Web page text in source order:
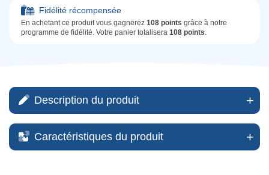
Fidélité récompensée
En achetant ce produit vous gagnerez 108 points grâce à notre
programme de fidélité. Votre panier totalisera 108 points.
Description du produit
Caractéristiques du produit